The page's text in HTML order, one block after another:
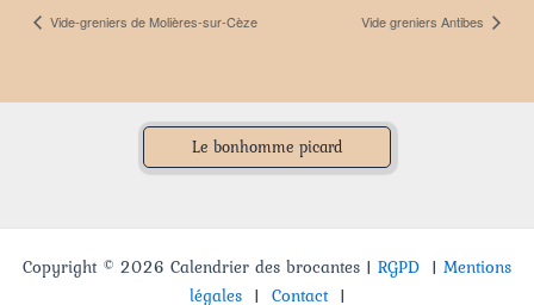
Vide-greniers de Molières-sur-Cèze Vide greniers Antibes
Le bonhomme picard
Copyright © 2026 Calendrier des brocantes | RGPD | Mentions
légales| Contact|